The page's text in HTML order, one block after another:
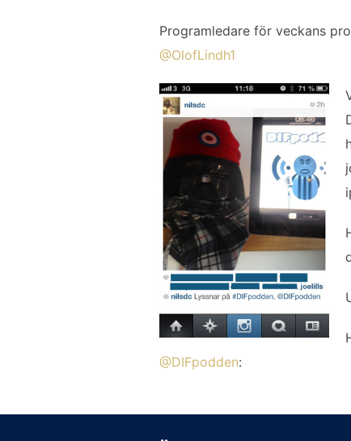
Programledare för veckans
@OlofLindh1
@DIFpodden: